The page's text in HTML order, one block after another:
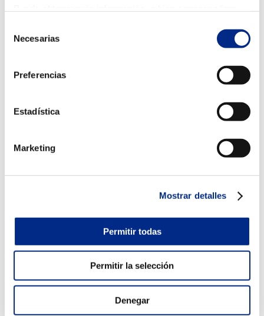
Necesarias
Preferencias
Estadística
Marketing
Mostrar detalles
Permitir todas
Permitir la selección
Denegar
bien mantenido garantiza un funcionamiento óptimo
durante todo el verano.
Ventilación y calidad del aire
La Ventilación controlada en Zaragoza es clave para
mantener un ambiente saludable. Renovar el aire sin
y reduce la carga térmica.
Importancia del mantenimiento profesional
Aunque puedes realizar tareas básicas, una revisión
La Reparación Aire Acondicionado en Zaragoza debe
realizarse por técnicos especializados que aseguren el
correcto funcionamiento del equipo.
En resumen